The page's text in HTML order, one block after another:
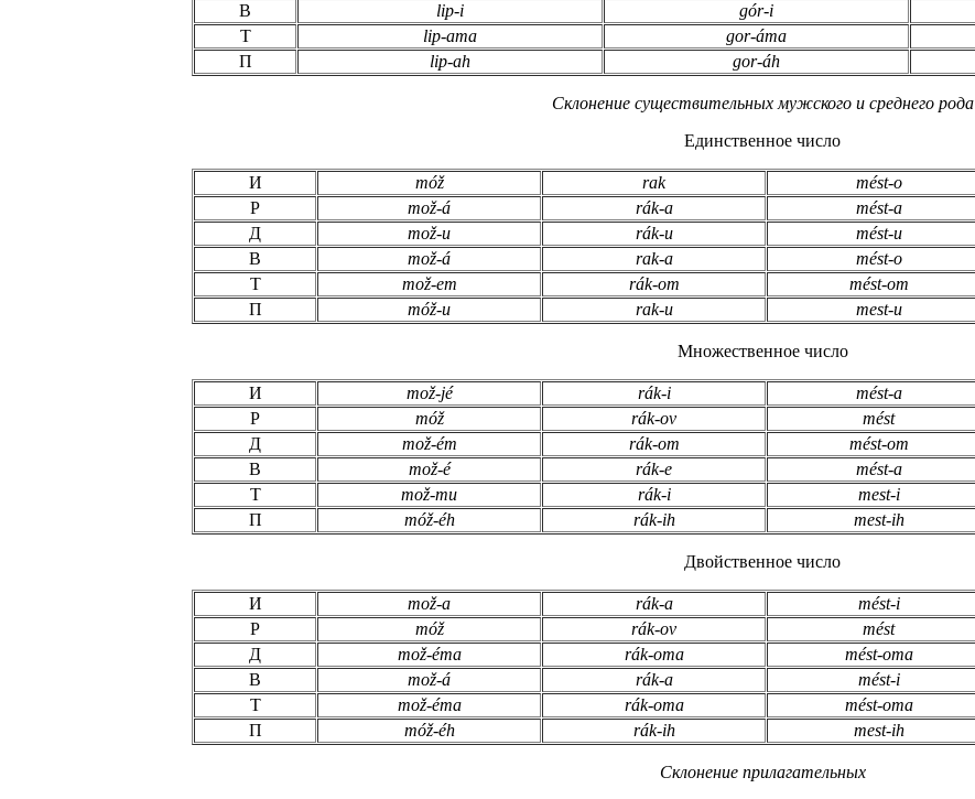
В
lip-i gór-i
Т
lip-ama gor-áma
П
lip-ah gor-áh
Склонение существительных мужского и среднего рода
Единственное число
И móž rak mést-o
Р
mož-á rák-a mést-a
Д
mož-u rák-u mést-u
В
mož-á rak-a mést-o
Т
mož-em rák-om mést-om
П
móž-u rak-u mest-u
Множественное число
И mož-jé rák-i mést-a
Р
móž rák-ov mést
Д
mož-ém rák-om mést-om
В
mož-é rák-e mést-a
Т
mož-mu rák-i mest-i
П
móž-éh rák-ih mest-ih
Двойственное число
И mož-a rák-a mést-i
Р
móž rák-ov mést
Д
mož-éma rák-oma mést-oma
В
mož-á rák-a mést-i
Т
mož-éma rák-oma mést-oma
П
móž-éh rák-ih mest-ih
Склонение прилагательных